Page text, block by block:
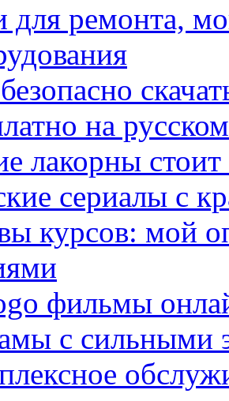
для ремонта,
на
лакорны
сериалы с
курсов: мой
фильмы
с сильными